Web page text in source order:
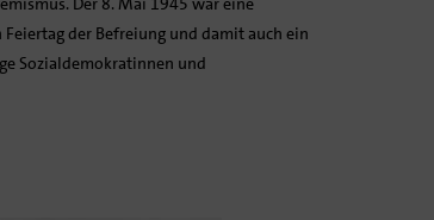
der Befreiung und damit auch ein
Sozialdemokratinnen und